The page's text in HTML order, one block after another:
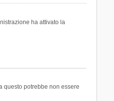
ha attivato la
questo potrebbe non essere